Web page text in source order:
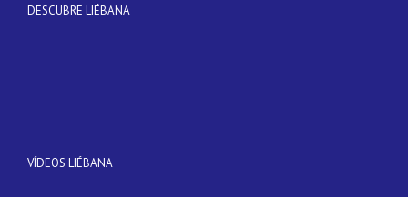
DESCUBRE LIÉBANA
VÍDEOS LIÉBANA